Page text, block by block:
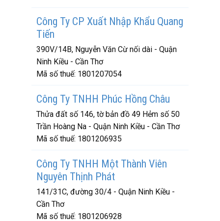
Công Ty CP Xuất Nhập Khẩu Quang
Tiến
390V/14B, Nguyễn Văn Cừ nối dài - Quận
Ninh Kiều - Cần Thơ
Mã số thuế: 1801207054
Công Ty TNHH Phúc Hồng Châu
Thửa đất số 146, tờ bản đồ 49 Hẻm số 50
Trần Hoàng Na - Quận Ninh Kiều - Cần Thơ
Mã số thuế: 1801206935
Công Ty TNHH Một Thành Viên
Nguyên Thịnh Phát
141/31C, đường 30/4 - Quận Ninh Kiều -
Cần Thơ
Mã số thuế: 1801206928